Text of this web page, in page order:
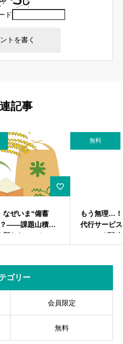
ド
記事
無料
もう無理…！を救う光 – 退職
代行サービス成功へのマーケ
ティング戦略
ゴリー
会員限定
無料